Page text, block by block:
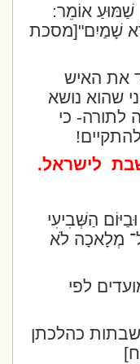
אוֹמֵר:
שָׁמַיִם"[מסכת
האיש
נושא
כי
לישראל.
הַשְּׁבִיעִי
מְלָאכָה לֹא
לפי
כהלכתן